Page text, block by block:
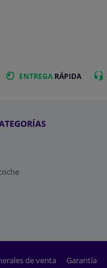
ENTREGA RÁPIDA
de venta Garantía